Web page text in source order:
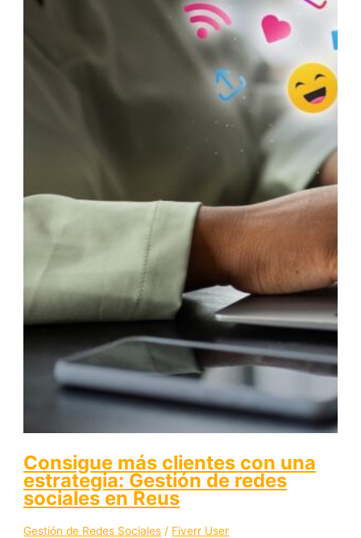
Consigue más clientes con una
estrategia: Gestión de redes
sociales en Reus
Gestión de Redes Sociales / Fiverr User